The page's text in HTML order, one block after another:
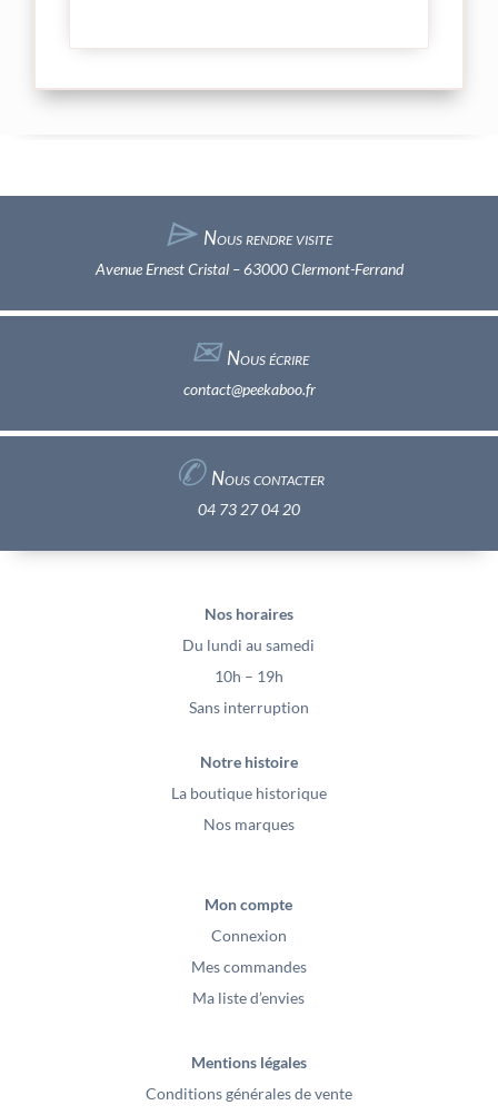
⌲ Nous rendre visite
Avenue Ernest Cristal – 63000 Clermont-Ferrand
✉︎Nous écrire
contact@peekaboo.fr
✆ Nous contacter
04 73 27 04 20
Nos horaires
Du lundi au samedi
10h – 19h
Sans interruption
Notre histoire
La boutique historique
Nos marques
Mon compte
Connexion
Mes commandes
Ma liste d’envies
Mentions légales
Conditions générales de vente